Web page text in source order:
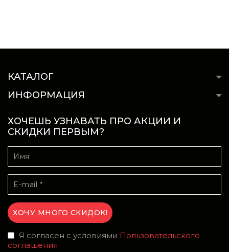
КАТАЛОГ
ИНФОРМАЦИЯ
ХОЧЕШЬ УЗНАВАТЬ ПРО АКЦИИ И
СКИДКИ ПЕРВЫМ?
Я согласен с условиями Пользовательского
соглашения